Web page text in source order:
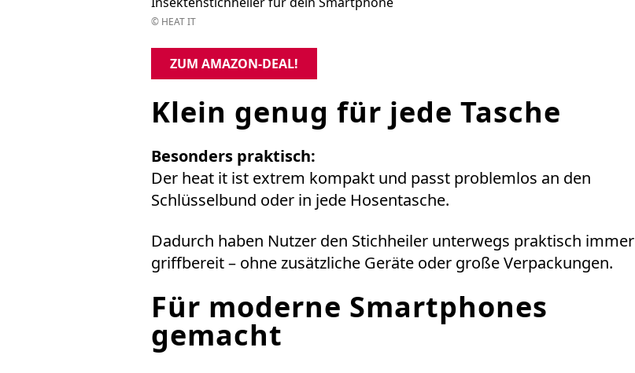
© HEAT IT
ZUM AMAZON-DEAL!
Klein genug für jede Tasche
Besonders praktisch:
Der heat it ist extrem kompakt und passt problemlos an den
Schlüsselbund oder in jede Hosentasche.
Dadurch haben Nutzer den Stichheiler unterwegs praktisch immer
griffbereit – ohne zusätzliche Geräte oder große Verpackungen.
Für moderne Smartphones
gemacht